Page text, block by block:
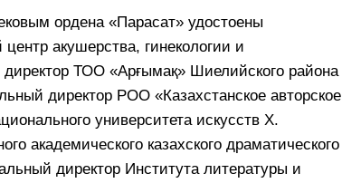
ордена «Парасат» удостоены
акушерства, гинекологии и
ТОО «Арғымақ» Шиелийского района
директор РОО «Казахстанское авторское
университета искусств Х.
академического казахского драматического
директор Института литературы и